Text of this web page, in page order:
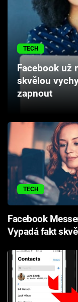
Seriály
Hry
Cool Esport
Pořady
Sledujte
Přihlášení
Sledujte nás
TECH
Facebook už
skvělou
zapnout
TECH
Facebook
Vypadá fakt